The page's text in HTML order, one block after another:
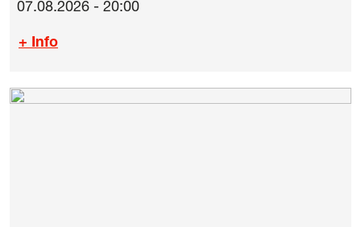
07.08.2026 - 20:00
+ Info